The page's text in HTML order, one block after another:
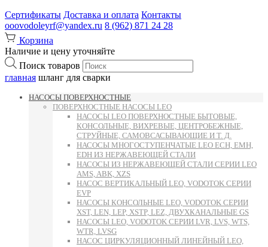
Сертификаты Доставка и оплата Контакты
ooovodoleyrf@yandex.ru 8 (962) 871 24 28
Корзина
Наличие и цену уточняйте
Поиск товаров
главная шланг для сварки
НАСОСЫ ПОВЕРХНОСТНЫЕ
ПОВЕРХНОСТНЫЕ НАСОСЫ LEO
НАСОСЫ LEO ПОВЕРХНОСТНЫЕ БЫТОВЫЕ,
КОНСОЛЬНЫЕ, ВИХРЕВЫЕ, ЦЕНТРОБЕЖНЫЕ,
СТРУЙНЫЕ, САМОВСАСЫВАЮЩИЕ И Т. Д.
НАСОСЫ МНОГОСТУПЕНЧАТЫЕ LEO ECH, EMH,
EDH ИЗ НЕРЖАВЕЮЩЕЙ СТАЛИ
НАСОСЫ ИЗ НЕРЖАВЕЮЩЕЙ СТАЛИ СЕРИИ LEO
AMS, ABK, XZS
НАСОС ВЕРТИКАЛЬНЫЙ LEO, VODOTOK СЕРИИ
EVP
НАСОСЫ КОНСОЛЬНЫЕ LEO, VODOTOK СЕРИИ
XST, LEN, LEP, XSTP, LEZ, ДВУХКАНАЛЬНЫЕ GS
НАСОСЫ LEO, VODOTOK СЕРИИ LVR, LVS, WTS,
WTR, LVSG
НАСОС ЦИРКУЛЯЦИОННЫЙ ЛИНЕЙНЫЙ LEO,